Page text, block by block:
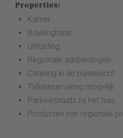
Properties:
Kamer
Bowlingbaan
Uitrusting
Regionale aanbiedingen
Catering in de buitenlucht
Tafelreservering mogelijk
Parkeerplaats bij het huis
Producten van regionale